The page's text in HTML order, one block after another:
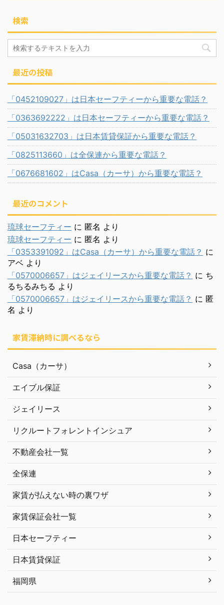
検索
最近の投稿
「0452109027」は日本セーフティーから重要な電話？
「0363692222」は日本セーフティーから重要な電話？
「05031632703」は日本賃貸保証から重要な電話？
「0825113660」は全保連から重要な電話？
「0676681602」はCasa（カーサ）から重要な電話？
最近のコメント
琉球セーフティー に 匿名 より
琉球セーフティー に 匿名 より
「0353391092」はCasa（カーサ）から重要な電話？ に
アベ より
「0570006657」はジェイリースから重要な電話？ に ち
るちるみちる より
「0570006657」はジェイリースから重要な電話？ に 匿
名 より
家賃滞納時に調べるなら
Casa（カーサ）
エイブル保証
ジェイリース
リクルートフォレントインシュア
不動産会社一覧
全保連
家賃が払えない時の裏ワザ
家賃保証会社一覧
日本セーフティー
日本賃貸保証
福岡県